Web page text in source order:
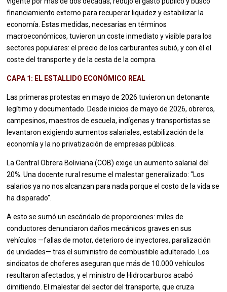
financiamiento externo para recuperar liquidez y estabilizar la
economía. Estas medidas, necesarias en términos
macroeconómicos, tuvieron un coste inmediato y visible para los
sectores populares: el precio de los carburantes subió, y con él el
coste del transporte y de la cesta de la compra.
CAPA 1: EL ESTALLIDO ECONÓMICO REAL
Las primeras protestas en mayo de 2026 tuvieron un detonante
legítimo y documentado. Desde inicios de mayo de 2026, obreros,
campesinos, maestros de escuela, indígenas y transportistas se
levantaron exigiendo aumentos salariales, estabilización de la
economía y la no privatización de empresas públicas.
La Central Obrera Boliviana (COB) exige un aumento salarial del
20%. Una docente rural resume el malestar generalizado: "Los
salarios ya no nos alcanzan para nada porque el costo de la vida se
ha disparado".
A esto se sumó un escándalo de proporciones: miles de
conductores denunciaron daños mecánicos graves en sus
vehículos —fallas de motor, deterioro de inyectores, paralización
de unidades— tras el suministro de combustible adulterado. Los
sindicatos de choferes aseguran que más de 10.000 vehículos
resultaron afectados, y el ministro de Hidrocarburos acabó
dimitiendo. El malestar del sector del transporte, que cruza